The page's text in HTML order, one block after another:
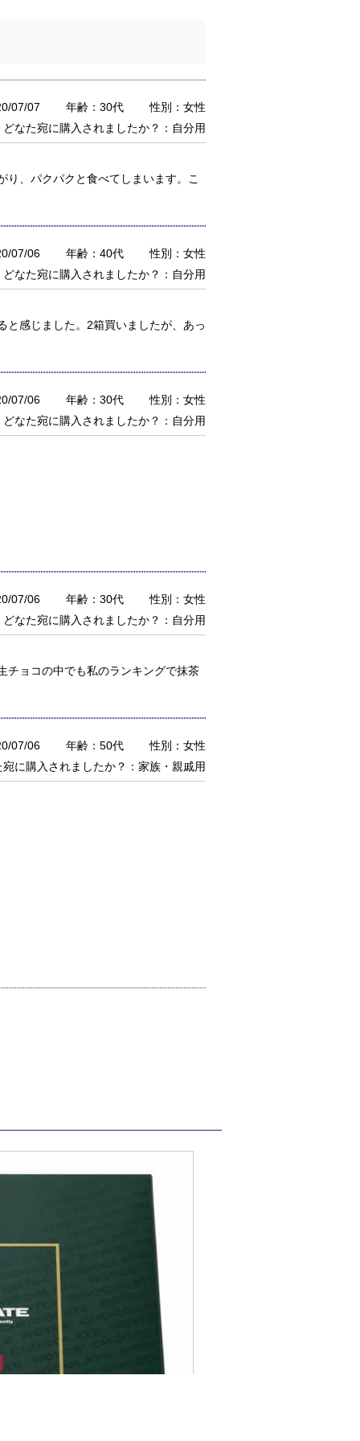
07/07 年齢：30代
性別：女性
どなた宛に購入されましたか？：自分用
、パクパクと食べてしまいます。こ
07/06 年齢：40代
性別：女性
どなた宛に購入されましたか？：自分用
と感じました。2箱買いましたが、あっ
07/06 年齢：30代
性別：女性
どなた宛に購入されましたか？：自分用
07/06 年齢：30代
性別：女性
どなた宛に購入されましたか？：自分用
チョコの中でも私のランキングで抹茶
07/06 年齢：50代
性別：女性
宛に購入されましたか？：家族・親戚用